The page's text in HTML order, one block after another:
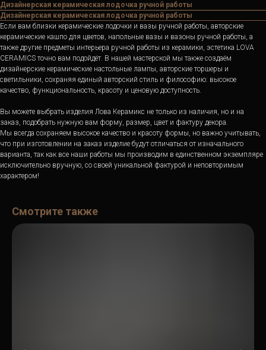
Дизайнерская керамическая лодочка ручной работы
Дизайнерская керамическая лодочка ручной работы
Если вам близки керамические лодочки и вазы ручной работы, авторские
керамические кашпо для цветов, напольные вазы и вазоны ручной работы, а
также другие предметы интерьера ручной работы из керамики, эстетика LOVA
CERAMICS точно вам подойдёт. В нашей мастерской мы также создаём
дизайнерские керамические настольные лампы, авторские торшеры и
светильники, сохраняя единый авторский стиль и философию: высокое
качество, функциональность, красоту и ценовую доступность.
Вы можете выбрать изделия Лова Керамикс не только из наличия, но и на
заказ, подобрать нужную вам форму, размер, цвет и фактуру декора.
Мы всегда сохраняем высокое качество и красоту формы, но важно учитывать,
что при изготовлении на заказ изделие будут отличаться от изначального
варианта, так как все наши работы мы производим в единственном экземпляре
исключительно вручную, со своей уникальной фактурой и неповторимым
характером!
Смотрите также